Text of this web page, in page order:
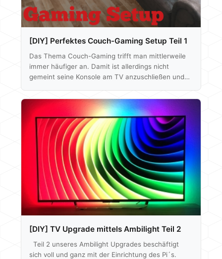
[DIY] Perfektes Couch-Gaming Setup Teil 1
Das Thema Couch-Gaming trifft man mittlerweile
immer häufiger an. Damit ist allerdings nicht
gemeint seine Konsole am TV anzuschließen und
Couch zu zocken - wäre ja auch viel zu einfach.
Hierbei geht es vielmehr darum seinen High-End 4k
gaming Computer auch im Wohnzimmer zu nutzen
und somit in den Genuss der immensen
Rechenleistung und somit auch den
besseren Texturen und höheren Auflösungen zu
kommen. Viele Peripherie-Hersteller sind schon
mit…
[DIY] TV Upgrade mittels Ambilight Teil 2
Teil 2 unseres Ambilight Upgrades beschäftigt
sich voll und ganz mit der Einrichtung des Pi´s.